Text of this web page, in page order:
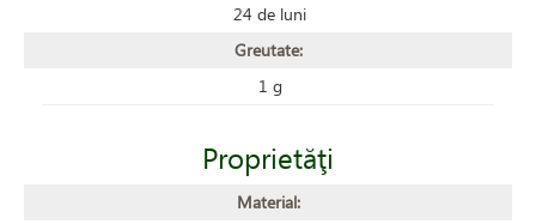
24 de luni
Greutate:
1 g
Proprietăţi
Material: